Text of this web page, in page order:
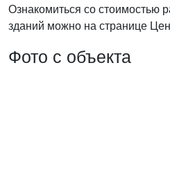
Ознакомиться со стоимостью
зданий можно на странице
Фото с объекта